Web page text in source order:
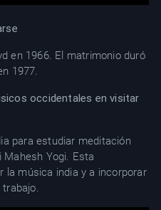
en 1966. El matrimonio duró
1977.
occidentales en visitar
para estudiar meditación
Yogi. Esta
la música india y a incorporar
trabajo.